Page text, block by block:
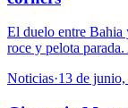
El duelo entre Bahia
roce y pelota
Noticias·13 de